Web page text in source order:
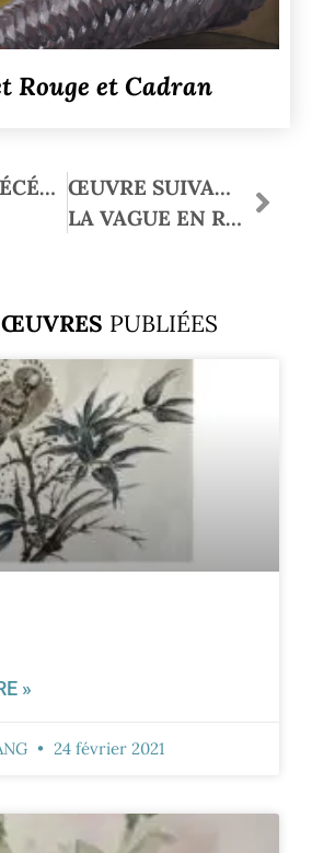
Rouge et Cadran
ŒUVRE PRÉCÉDENTE
ŒUVRE SUIVANTE
LA VAGUE EN RELIEF
ŒUVRES PUBLIÉES
»
24 février 2021